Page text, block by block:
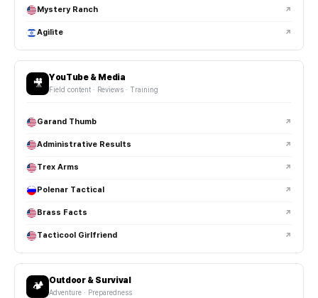
Mystery Ranch ↗
Agilite ↗
🎥 YouTube & Media
Field content · Reviews · Training
Garand Thumb ↗
Administrative Results ↗
Trex Arms ↗
Polenar Tactical ↗
Brass Facts ↗
Tacticool Girlfriend ↗
🏕️ Outdoor & Survival
Adventure · Preparedness